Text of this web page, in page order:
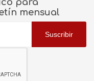
mensual
Suscribir